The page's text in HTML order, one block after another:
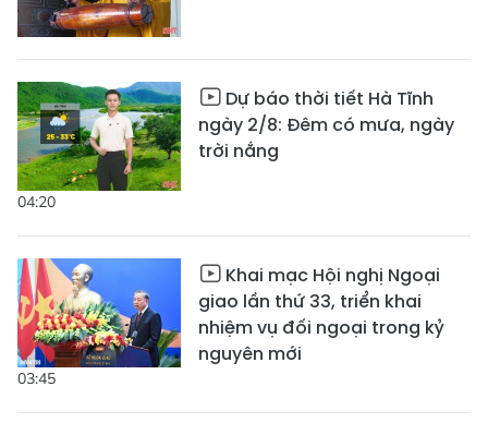
04:20
Dự báo thời tiết Hà Tĩnh
ngày 2/8: Đêm có mưa, ngày
trời nắng
03:45
Khai mạc Hội nghị Ngoại
giao lần thứ 33, triển khai
nhiệm vụ đối ngoại trong kỷ
nguyên mới